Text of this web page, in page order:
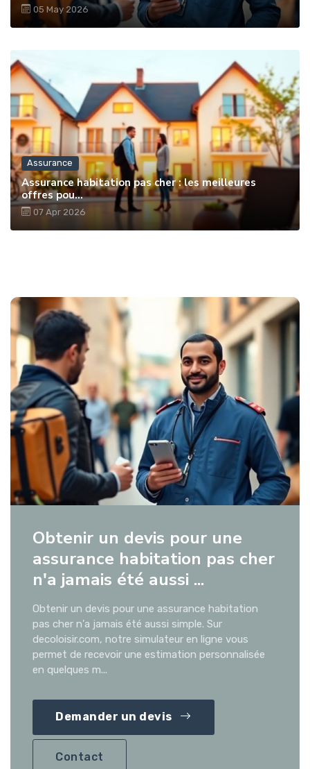
05 May 2026
Assurance
Assurance habitation pas cher : les meilleures
offres pou...
07 Apr 2026
Obtenir un devis pour une
assurance habitation pas cher
n'a jamais été aussi ...
Obtenir un devis pour une assurance habitation
pas cher n'a jamais été aussi simple. Sur
decoloisir.com, notre simulateur en ligne vous
permet de recevoir une estimation personnalisée
en quelques m...
Demander un devis
Contact